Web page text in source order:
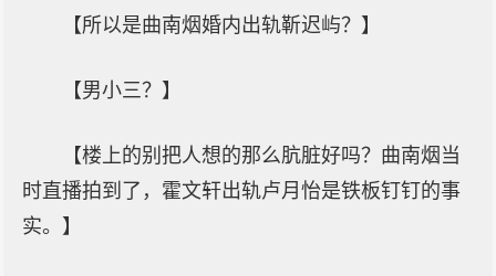
【所以是曲南烟婚内出轨靳迟屿？】
【男小三？】
【楼上的别把人想的那么肮脏好吗？曲南烟当
时直播拍到了，霍文轩出轨卢月怡是铁板钉钉的事
实。】